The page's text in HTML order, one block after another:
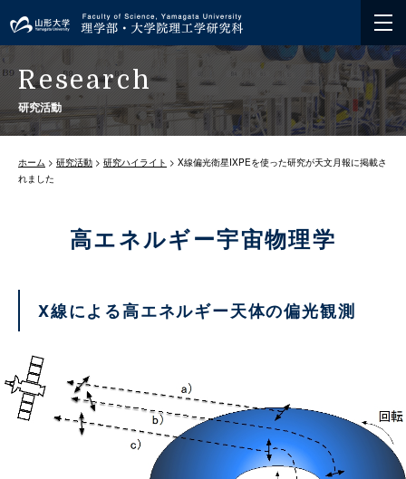
Research
研究活動
ホーム > 研究活動 > 研究ハイライト > X線偏光衛星IXPEを使った研究が天文月報に掲載さ
れました
高エネルギー宇宙物理学
X線による高エネルギー天体の偏光観測